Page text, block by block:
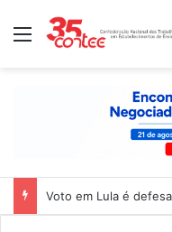
Menu
Nota de